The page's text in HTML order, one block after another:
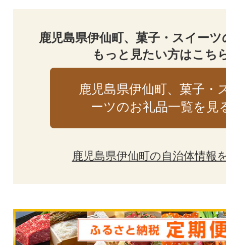
鹿児島県伊仙町、菓子・スイー
もっと見たい方はこち
鹿児島県伊仙町、菓子・
ーツのお礼品一覧を見
鹿児島県伊仙町の自治体情報